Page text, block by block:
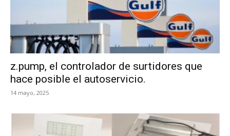
z.pump, el controlador de surtidores que
hace posible el autoservicio.
14 mayo, 2025